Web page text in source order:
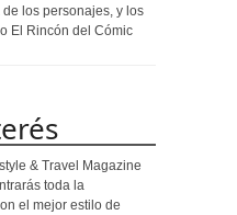
los personajes, y los
El Rincón del Cómic
& Travel Magazine
toda la
el mejor estilo de